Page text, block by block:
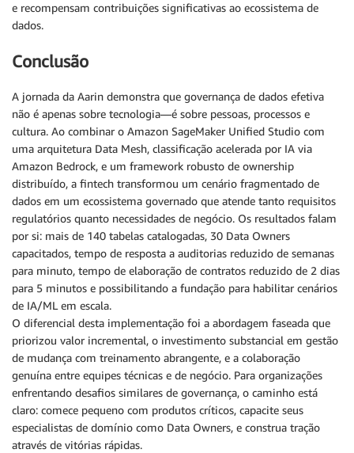
e recompensam contribuições significativas ao ecossistema de
dados.
Conclusão
A jornada da Aarin demonstra que governança de dados efetiva
não é apenas sobre tecnologia—é sobre pessoas, processos e
cultura. Ao combinar o Amazon SageMaker Unified Studio com
uma arquitetura Data Mesh, classificação acelerada por IA via
Amazon Bedrock, e um framework robusto de ownership
distribuído, a fintech transformou um cenário fragmentado de
dados em um ecossistema governado que atende tanto requisitos
regulatórios quanto necessidades de negócio. Os resultados falam
por si: mais de 140 tabelas catalogadas, 30 Data Owners
capacitados, tempo de resposta a auditorias reduzido de semanas
para minuto, tempo de elaboração de contratos reduzido de 2 dias
para 5 minutos e possibilitando a fundação para habilitar cenários
de IA/ML em escala.
O diferencial desta implementação foi a abordagem faseada que
priorizou valor incremental, o investimento substancial em gestão
de mudança com treinamento abrangente, e a colaboração
genuína entre equipes técnicas e de negócio. Para organizações
enfrentando desafios similares de governança, o caminho está
claro: comece pequeno com produtos críticos, capacite seus
especialistas de domínio como Data Owners, e construa tração
através de vitórias rápidas.